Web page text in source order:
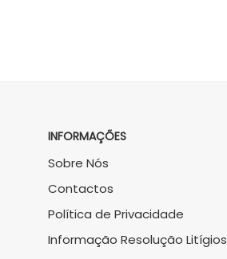
INFORMAÇÕES
Sobre Nós
Contactos
Política de Privacidade
Informação Resolução Litígios